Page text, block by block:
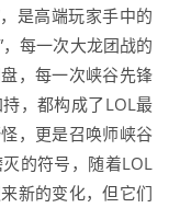
是高端玩家手中的
，每一次大龙团战的
，每一次峡谷先锋
，都构成了LOL最
，更是召唤师峡谷
的符号，随着LOL
新的变化，但它们